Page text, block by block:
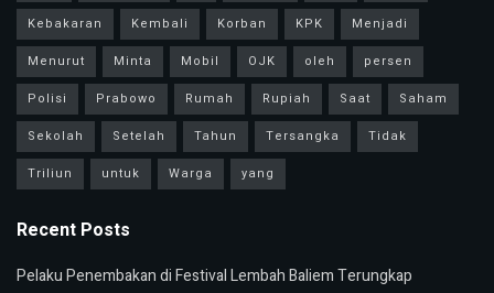
Kebakaran
Kembali Korban KPK
Menjadi
Menurut
Minta Mobil OJK oleh
persen
Polisi
Prabowo Rumah Rupiah Saat
Saham
Sekolah
Setelah Tahun Tersangka
Tidak
Triliun
untuk Warga yang
Recent Posts
Pelaku Penembakan di Festival Lembah Baliem Terungkap